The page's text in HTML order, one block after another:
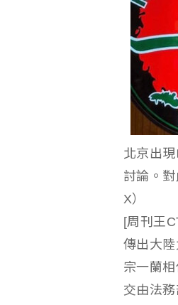
北京出
討論。
X）
[周刊王
傳出大
宗一蘭
交由法